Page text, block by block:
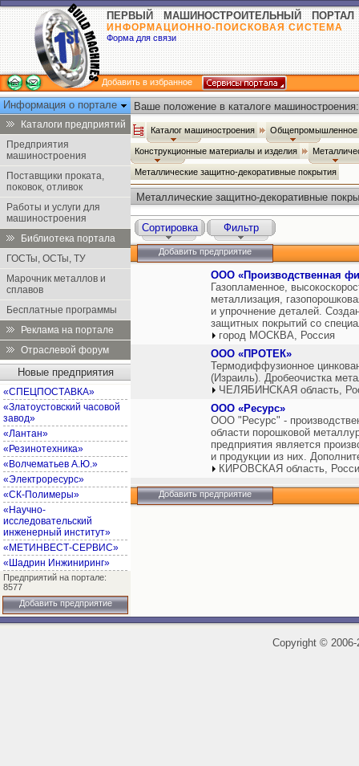
ПЕРВЫЙ МАШИНОСТРОИТЕЛЬНЫЙ ПОРТАЛ
ИНФОРМАЦИОННО-ПОИСКОВАЯ СИСТЕМА
Форма для связи
Добавить в избранное
Информация о портале
Каталоги предприятий
Предприятия
машиностроения
Поставщики проката,
поковок, отливок
Работы и услуги для
машиностроения
Библиотека портала
ГОСТы, ОСТы, ТУ
Марочник металлов и
сплавов
Бесплатные программы
Реклама на портале
Отраслевой форум
Новые предприятия
«СПЕЦПОСТАВКА»
«Златоустовский часовой
завод»
«Лантан»
«Резинотехника»
«Волчематьев А.Ю.»
«Электроресурс»
«СК-Полимеры»
«Научно-
исследовательский
инженерный институт»
«МЕТИНВЕСТ-СЕРВИС»
«Шадрин Инжиниринг»
Предприятий на портале:
8577
Добавить предприятие
Ваше положение в каталоге машиностроения:
Каталог машиностроения Общепромышленное
Конструкционные материалы и изделия
Металлические защитно-декоративные покрытия
Металлические защитно-декоративные
Сортировка Фильтр
Добавить предприятие
ООО «Производственная
Газопламенное,
металлизация,
и упрочнение деталей.
защитных покрытий со
город МОСКВА, Россия
ООО «ПРОТЕК»
Термодиффузионное
(Израиль). Дробеочистка
ЧЕЛЯБИНСКАЯ область,
ООО «Ресурс»
ООО "Ресурс" -
области порошковой
предприятия является
и продукции из них.
КИРОВСКАЯ область,
Добавить предприятие
Copyright ©